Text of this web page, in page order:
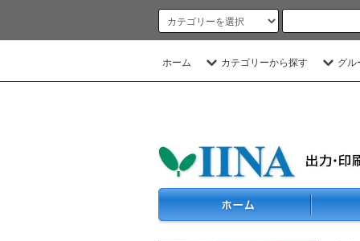
ホーム カテゴリーから探す グル